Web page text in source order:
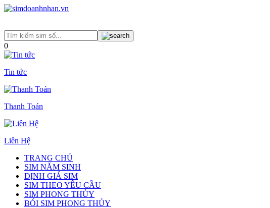
0
Tin tức
Thanh Toán
Liên Hệ
TRANG CHỦ
SIM NĂM SINH
ĐỊNH GIÁ SIM
SIM THEO YÊU CẦU
SIM PHONG THỦY
BÓI SIM PHONG THỦY